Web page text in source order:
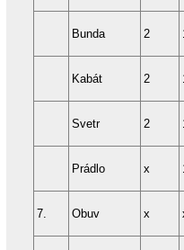
Bunda 2
Kabát 2
Svetr 2
Prádlo x
7. Obuv x